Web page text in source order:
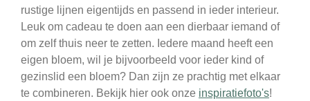
rustige lijnen eigentijds en passend in ieder interieur.
Leuk om cadeau te doen aan een dierbaar iemand of
om zelf thuis neer te zetten. Iedere maand heeft een
eigen bloem, wil je bijvoorbeeld voor ieder kind of
gezinslid een bloem? Dan zijn ze prachtig met elkaar
te combineren. Bekijk hier ook onze inspiratiefoto's!